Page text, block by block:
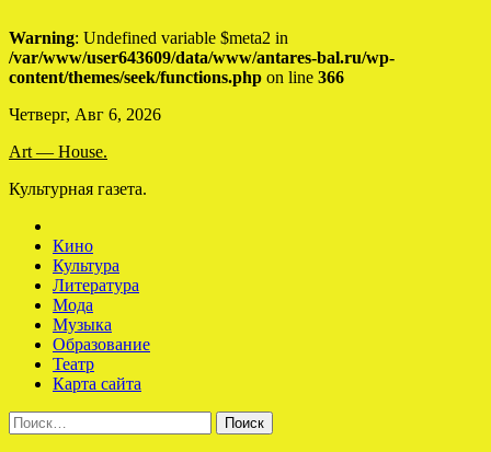
Warning: Undefined variable $meta2 in
/var/www/user643609/data/www/antares-bal.ru/wp-
content/themes/seek/functions.php on line 366
Skip
content
Четверг, Авг 6, 2026
Art — House.
Культурная газета.
Кино
Культура
Литература
Мода
Музыка
Образование
Театр
Карта сайта
Найти: